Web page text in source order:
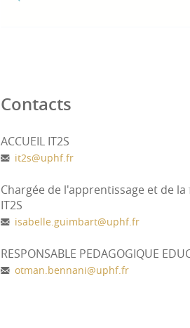
Contacts
ACCUEIL IT2S
it2s@uphf.fr
Chargée de l'apprentissage et de
IT2S
isabelle.guimbart@uphf.fr
RESPONSABLE PEDAGOGIQUE
otman.bennani@uphf.fr